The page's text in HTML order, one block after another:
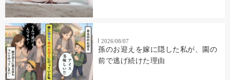
2026/08/07
孫のお迎えを嫁に隠した私が、園の
前で逃げ続けた理由